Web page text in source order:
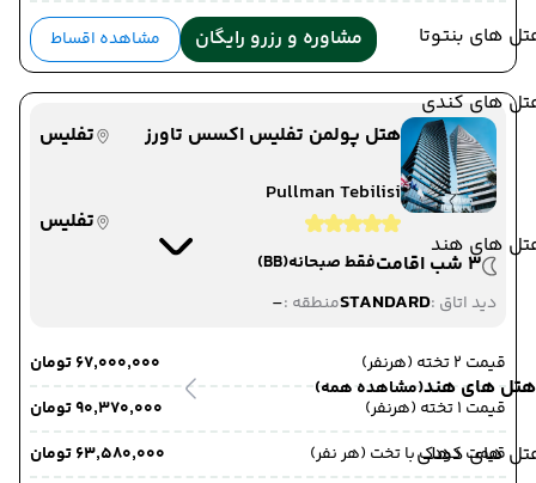
های بنتوتا
های کندی
های هند
هتل های هند(مشاهده همه)
های دهلی
مشاوره و رزرو رایگان مشاهده اقساط
هتل پولمن تفلیس اکسس تاورز
تفلیس
Pullman Tebilisi
تفلیس
3 شب اقامت
فقط صبحانه(BB)
دید اتاق :STANDARDمنطقه :-
قیمت 2 تخته (هرنفر)
۶۷٬۰۰۰٬۰۰۰ تومان
قیمت 1 تخته (هرنفر)
۹۰٬۳۷۰٬۰۰۰ تومان
قیمت کودک با تخت (هر نفر)
۶۳٬۵۸۰٬۰۰۰ تومان